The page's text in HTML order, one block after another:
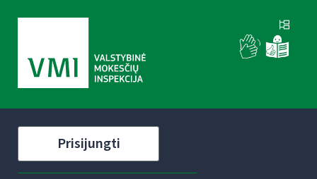
Prisijungti